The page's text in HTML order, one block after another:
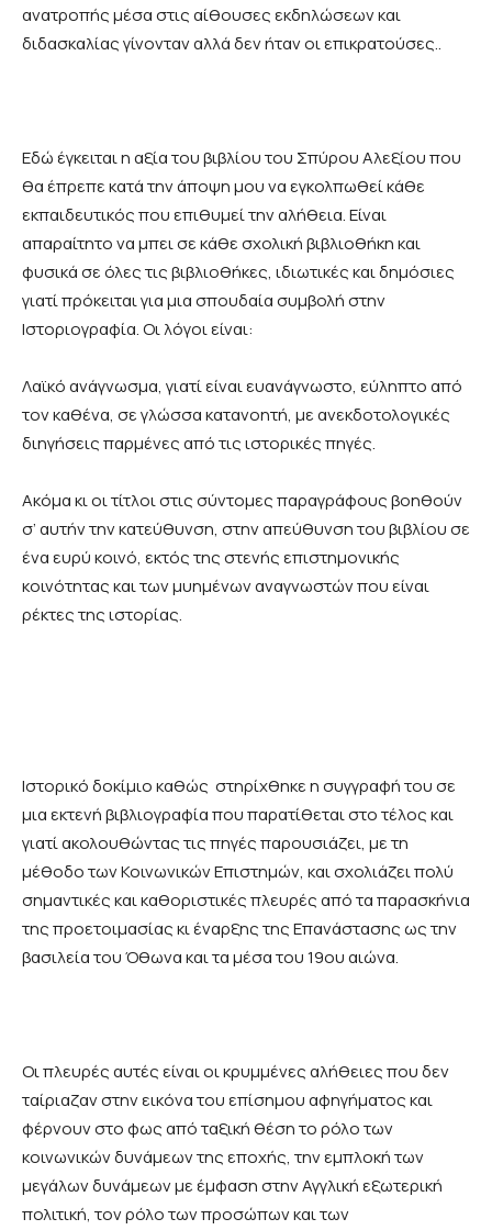
ανατροπής μέσα στις αίθουσες εκδηλώσεων και
διδασκαλίας γίνονταν αλλά δεν ήταν οι επικρατούσες..
Εδώ έγκειται η αξία του βιβλίου του Σπύρου Αλεξίου που
θα έπρεπε κατά την άποψη μου να εγκολπωθεί κάθε
εκπαιδευτικός που επιθυμεί την αλήθεια. Είναι
απαραίτητο να μπει σε κάθε σχολική βιβλιοθήκη και
φυσικά σε όλες τις βιβλιοθήκες, ιδιωτικές και δημόσιες
γιατί πρόκειται για μια σπουδαία συμβολή στην
Ιστοριογραφία. Οι λόγοι είναι:
Λαϊκό ανάγνωσμα, γιατί είναι ευανάγνωστο, εύληπτο από
τον καθένα, σε γλώσσα κατανοητή, με ανεκδοτολογικές
διηγήσεις παρμένες από τις ιστορικές πηγές.
Ακόμα κι οι τίτλοι στις σύντομες παραγράφους βοηθούν
σ’ αυτήν την κατεύθυνση, στην απεύθυνση του βιβλίου σε
ένα ευρύ κοινό, εκτός της στενής επιστημονικής
κοινότητας και των μυημένων αναγνωστών που είναι
ρέκτες της ιστορίας.
Ιστορικό δοκίμιο καθώς στηρίχθηκε η συγγραφή του σε
μια εκτενή βιβλιογραφία που παρατίθεται στο τέλος και
γιατί ακολουθώντας τις πηγές παρουσιάζει, με τη
μέθοδο των Κοινωνικών Επιστημών, και σχολιάζει πολύ
σημαντικές και καθοριστικές πλευρές από τα παρασκήνια
της προετοιμασίας κι έναρξης της Επανάστασης ως την
βασιλεία του Όθωνα και τα μέσα του 19ου αιώνα.
Οι πλευρές αυτές είναι οι κρυμμένες αλήθειες που δεν
ταίριαζαν στην εικόνα του επίσημου αφηγήματος και
φέρνουν στο φως από ταξική θέση το ρόλο των
κοινωνικών δυνάμεων της εποχής, την εμπλοκή των
μεγάλων δυνάμεων με έμφαση στην Αγγλική εξωτερική
πολιτική, τον ρόλο των προσώπων και των